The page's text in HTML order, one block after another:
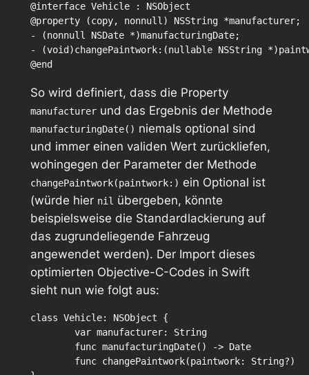
@interface Vehicle : NSObject
@property (copy, nonnull) NSString *manufacturer;
- (nonnull NSDate *)manufacturingDate;
- (void)changePaintwork:(nullable NSString
So wird definiert, dass die Property
manufacturerund das Ergebnis der Methode
manufacturingDate() niemals optional sind
und immer einen validen Wert zurückliefen,
wohingegen der Parameter der Methode
changePaintwork(paintwork:) ein Optional ist
(würde hier nil übergeben, könnte
beispielsweise die Standardlackierung auf
das zugrundeliegende Fahrzeug
angewendet werden). Der Import dieses
optimierten Objective-C-Codes in Swift
sieht nun wie folgt aus:
class Vehicle: NSObject {